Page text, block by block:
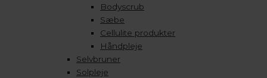
Bodyscrub
Sæbe
Cellulite produkter
Håndpleje
Selvbruner
Solpleje